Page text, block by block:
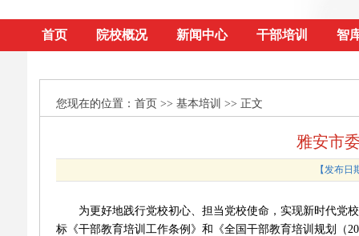
首页 院校概况 新闻中心 干部培训 智
您现在的位置： 首页 >> 基本培训 >> 正文
雅安市
【发布日
为更好地践行党校初心、担当党校使命，实现新时代党
标《干部教育培训工作条例》和《全国干部教育培训规划（